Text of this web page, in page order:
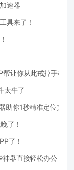
速器
具来了！
让你从此戒掉手机！
太牛了
你1秒精准定位文件
了！
了！
神器直接轻松办公